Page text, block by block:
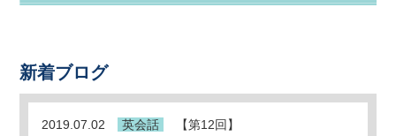
新着ブログ
2019.07.02 英会話 【第12回】